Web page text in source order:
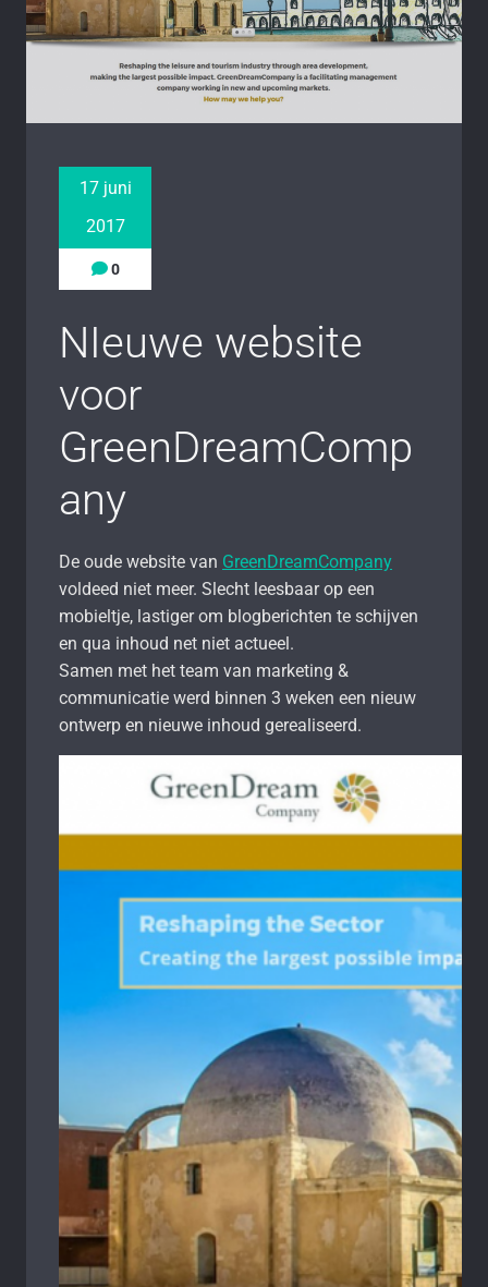
17 juni
2017
0
NIeuwe website
voor
GreenDreamComp
any
De oude website van GreenDreamCompany
voldeed niet meer. Slecht leesbaar op een
mobieltje, lastiger om blogberichten te schijven
en qua inhoud net niet actueel.
Samen met het team van marketing &
communicatie werd binnen 3 weken een nieuw
ontwerp en nieuwe inhoud gerealiseerd.